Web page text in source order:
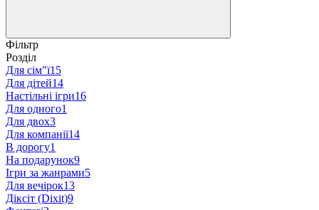
Фільтр
Розділ
Для сім"ї15
Для дітей14
Настільні ігри16
Для одного1
Для двох3
Для компанії14
В дорогу1
На подарунок9
Ігри за жанрами5
Для вечірок13
Діксіт (Dixit)9